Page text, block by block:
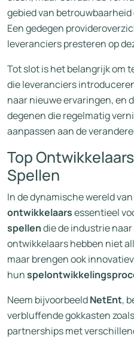
gebied van
Een gedegen
leveranciers presteren op
Tot slot is het belangrijk om
die leveranciers
naar nieuwe ervaringen, en
degenen die regelmatig
aanpassen aan de
Top
Spellen
In de dynamische wereld
ontwikkelaarsessentieel
spellendie de industrie
ontwikkelaars hebben niet
maar brengen ook
hun
Neem bijvoorbeeldNetEnt,
verbluffende gokkasten
partnerships met